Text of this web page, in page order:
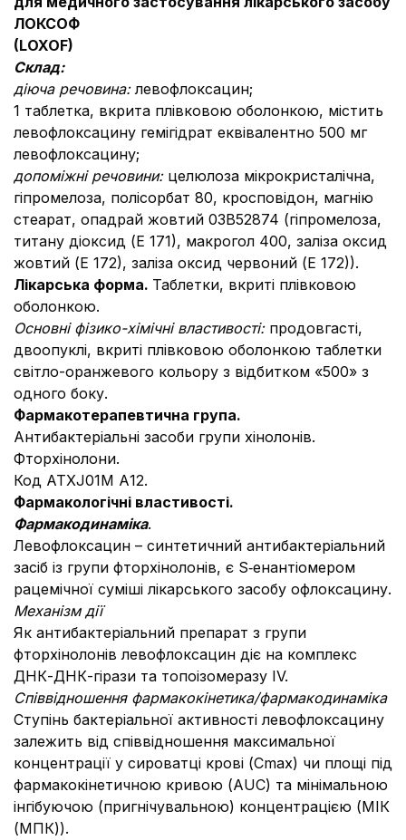
ЛОКСОФ
(LOXOF)
Склад:
діюча речовина:левофлоксацин;
1 таблетка, вкрита плівковою оболонкою, містить
левофлоксацину гемігідрат еквівалентно 500 мг
левофлоксацину;
допоміжні речовини: целюлоза мікрокристалічна,
гіпромелоза, полісорбат 80, кросповідон, магнію
стеарат, опадрай жовтий 03В52874 (гіпромелоза,
титану діоксид (Е 171), макрогол 400, заліза оксид
жовтий (Е 172), заліза оксид червоний (Е 172)).
Лікарська форма. Таблетки, вкриті плівковою
оболонкою.
Основні фізико-хімічні властивості: продовгасті,
двоопуклі, вкриті плівковою оболонкою таблетки
світло-оранжевого кольору з відбитком «500» з
одного боку.
Фармакотерапевтична група.
Антибактеріальні засоби групи хінолонів.
Фторхінолони.
Код АТХJ01M А12.
Фармакологічні властивості.
Фармакодинаміка.
Левофлоксацин – синтетичний антибактеріальний
засіб із групи фторхінолонів, є S‑енантіомером
рацемічної суміші лікарського засобу офлоксацину.
Механізм дії
Як антибактеріальний препарат з групи
фторхінолонів левофлоксацин діє на комплекс
ДНК-ДНК-гірази та топоізомеразу ІV.
Співвідношення фармакокінетика/фармакодинаміка
Ступінь бактеріальної активності левофлоксацину
залежить від співвідношення максимальної
концентрації у сироватці крові (Сmax) чи площі під
фармакокінетичною кривою (АUC) та мінімальною
інгібуючою (пригнічувальною) концентрацією (МІК
(МПК)).